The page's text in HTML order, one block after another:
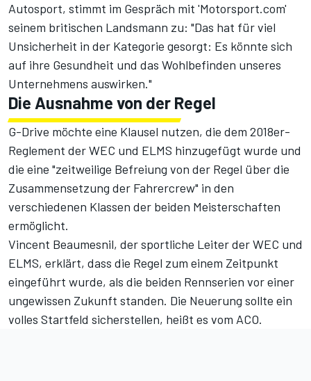
Autosport, stimmt im Gespräch mit 'Motorsport.com'
seinem britischen Landsmann zu: "Das hat für viel
Unsicherheit in der Kategorie gesorgt: Es könnte sich
auf ihre Gesundheit und das Wohlbefinden unseres
Unternehmens auswirken."
Die Ausnahme von der Regel
G-Drive möchte eine Klausel nutzen, die dem 2018er-
Reglement der WEC und ELMS hinzugefügt wurde und
die eine "zeitweilige Befreiung von der Regel über die
Zusammensetzung der Fahrercrew" in den
verschiedenen Klassen der beiden Meisterschaften
ermöglicht.
Vincent Beaumesnil, der sportliche Leiter der WEC und
ELMS, erklärt, dass die Regel zum einem Zeitpunkt
eingeführt wurde, als die beiden Rennserien vor einer
ungewissen Zukunft standen. Die Neuerung sollte ein
volles Startfeld sicherstellen, heißt es vom ACO.